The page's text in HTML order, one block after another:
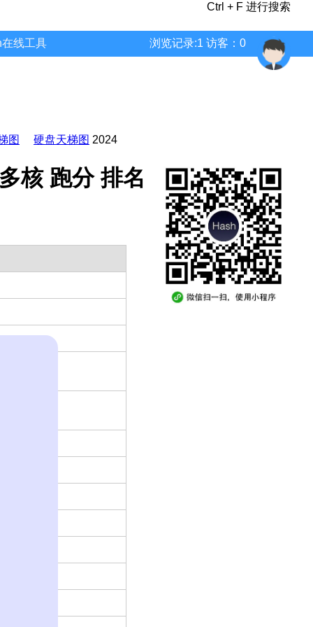
Ctrl + F 进行搜索
线工具 浏览记录:1 访客：0
图 硬盘天梯图 2024
核 跑分 排名